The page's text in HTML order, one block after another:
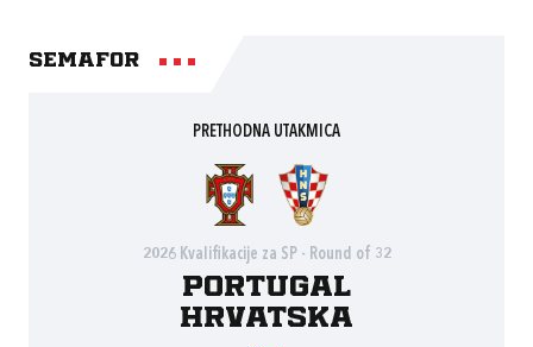
Semafor
PRETHODNA UTAKMICA
2026 Kvalifikacije za SP - Round of 32
Portugal
Hrvatska